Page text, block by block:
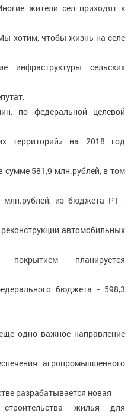
жители сел приходят к
хотим, чтобы жизнь на селе
инфраструктуры сельских
по федеральной целевой
территорий» на 2018 год
581,9 млн.рублей, в том
из бюджета РТ -
автомобильных
планируется
бюджета - 598,3
одно важное направление
агропромышленного
разрабатывается новая
строительства жилья для